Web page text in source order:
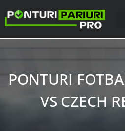
PONTURI
VS CZECH